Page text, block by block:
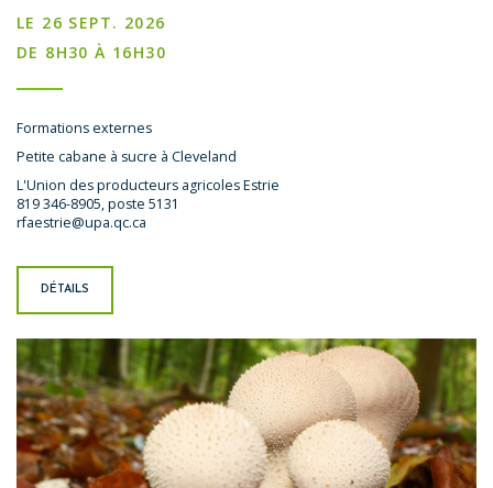
LE 26 SEPT. 2026
DE 8H30 À 16H30
Formations externes
Petite cabane à sucre à Cleveland
L'Union des producteurs agricoles Estrie
819 346-8905, poste 5131
rfaestrie@upa.qc.ca
DÉTAILS